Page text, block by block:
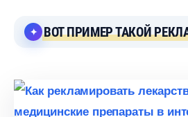
ОТ ПРИМЕР ТАКОЙ